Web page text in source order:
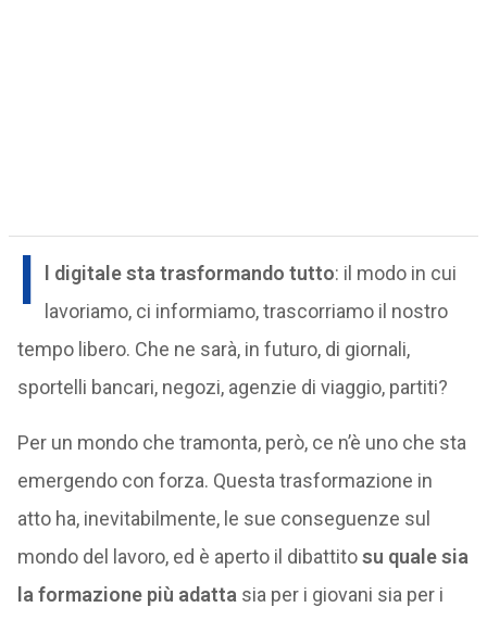
I l digitale sta trasformando tutto: il modo in cui
lavoriamo, ci informiamo, trascorriamo il nostro
tempo libero. Che ne sarà, in futuro, di giornali,
sportelli bancari, negozi, agenzie di viaggio, partiti?
Per un mondo che tramonta, però, ce n’è uno che sta
emergendo con forza. Questa trasformazione in
atto ha, inevitabilmente, le sue conseguenze sul
mondo del lavoro, ed è aperto il dibattitosu quale sia
la formazione più adatta sia per i giovani sia per i